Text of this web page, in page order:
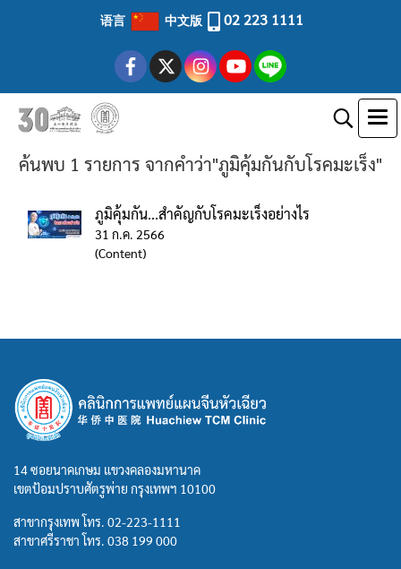
语言 中文版 02 223 1111
ค้นพบ 1 รายการ จากคำว่า"ภูมิคุ้มกันกับโรคมะเร็ง"
ภูมิคุ้มกัน...สำคัญกับโรคมะเร็งอย่างไร
31 ก.ค. 2566
(Content)
14 ซอยนาคเกษม แขวงคลองมหานาค
เขตป้อมปราบศัตรูพ่าย กรุงเทพฯ 10100
สาขากรุงเทพ โทร. 02-223-1111
สาขาศรีราชา โทร. 038 199 000